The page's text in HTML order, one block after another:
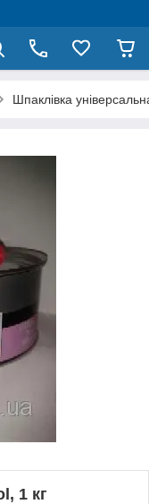
Шпаклівка
1 кг